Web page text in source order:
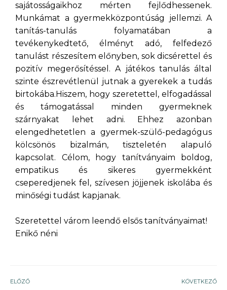
sajátosságaikhoz mérten fejlődhessenek.
Munkámat a gyermekközpontúság jellemzi. A
tanítás-tanulás folyamatában a
tevékenykedtető, élményt adó, felfedező
tanulást részesítem előnyben, sok dicsérettel és
pozitív megerősítéssel. A játékos tanulás által
szinte észrevétlenül jutnak a gyerekek a tudás
birtokába.Hiszem, hogy szeretettel, elfogadással
és támogatással minden gyermeknek
szárnyakat lehet adni. Ehhez azonban
elengedhetetlen a gyermek-szülő-pedagógus
kölcsönös bizalmán, tiszteletén alapuló
kapcsolat. Célom, hogy tanítványaim boldog,
empatikus és sikeres gyermekként
cseperedjenek fel, szívesen jöjjenek iskolába és
minőségi tudást kapjanak.
Szeretettel várom leendő elsős tanítványaimat!
Enikő néni
ELŐZŐ KÖVETKEZŐ